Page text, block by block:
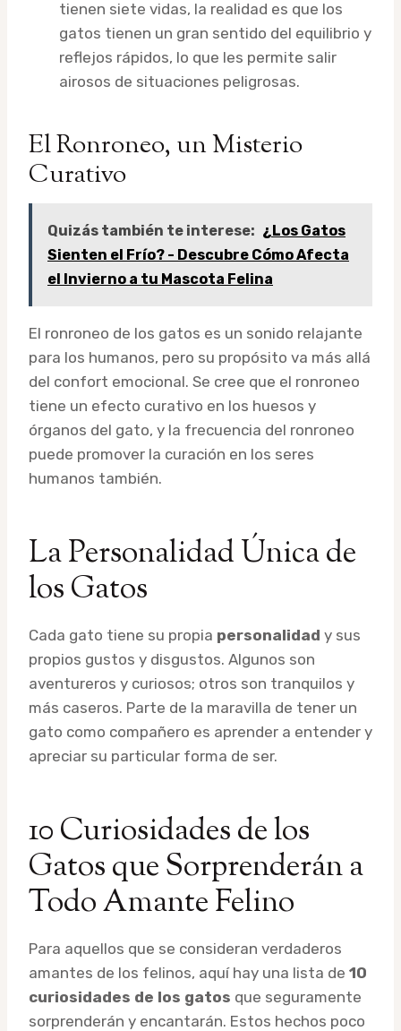
tienen siete vidas, la realidad es que los
gatos tienen un gran sentido del equilibrio y
reflejos rápidos, lo que les permite salir
airosos de situaciones peligrosas.
El Ronroneo, un Misterio
Curativo
Quizás también te interese: ¿Los Gatos
Sienten el Frío? - Descubre Cómo Afecta
el Invierno a tu Mascota Felina
El ronroneo de los gatos es un sonido relajante
para los humanos, pero su propósito va más allá
del confort emocional. Se cree que el ronroneo
tiene un efecto curativo en los huesos y
órganos del gato, y la frecuencia del ronroneo
puede promover la curación en los seres
humanos también.
La Personalidad Única de
los Gatos
Cada gato tiene su propia personalidad y sus
propios gustos y disgustos. Algunos son
aventureros y curiosos; otros son tranquilos y
más caseros. Parte de la maravilla de tener un
gato como compañero es aprender a entender y
apreciar su particular forma de ser.
10 Curiosidades de los
Gatos que Sorprenderán a
Todo Amante Felino
Para aquellos que se consideran verdaderos
amantes de los felinos, aquí hay una lista de 10
curiosidades de los gatos que seguramente
sorprenderán y encantarán. Estos hechos poco